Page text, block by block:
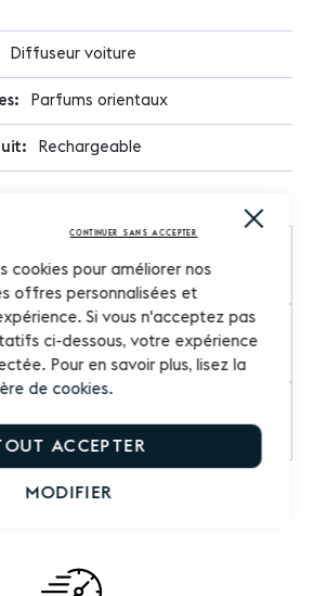
Close
cookies pour améliorer nos
offres personnalisées et
Si vous n'acceptez pas
ci-dessous, votre expérience
Pour en savoir plus, lisez la
de cookies.
ACCEPTER
MODIFIER
CONTINUER SANS ACCEPTER
Diffuseur voiture
Parfums orientaux
Rechargeable